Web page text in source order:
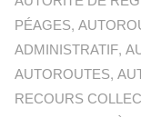
PÉAGES,
ADMINISTRATIF,
AUTOROUTES,
RECOURS